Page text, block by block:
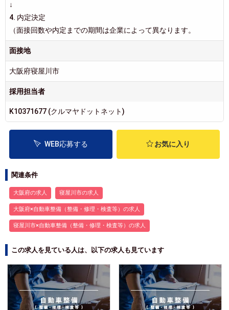
↓
4. 内定決定
（面接回数や内定までの期間は企業によって異なります。
面接地
大阪府寝屋川市
採用担当者
K10371677 (クルマヤドットネット)
WEB応募する お気に入り
関連条件
大阪府の求人 寝屋川市の求人
大阪府×自動車整備（整備・修理・検査等）の求人
寝屋川市×自動車整備（整備・修理・検査等）の求人
この求人を見ている人は、以下の求人も見ています